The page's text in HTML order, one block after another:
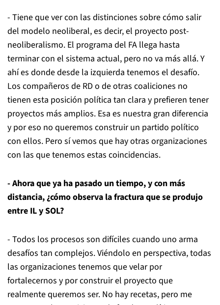
- Tiene que ver con las distinciones sobre cómo salir
del modelo neoliberal, es decir, el proyecto post-
neoliberalismo. El programa del FA llega hasta
terminar con el sistema actual, pero no va más allá. Y
ahí es donde desde la izquierda tenemos el desafío.
Los compañeros de RD o de otras coaliciones no
tienen esta posición política tan clara y prefieren tener
proyectos más amplios. Esa es nuestra gran diferencia
y por eso no queremos construir un partido político
con ellos. Pero sí vemos que hay otras organizaciones
con las que tenemos estas coincidencias.
- Ahora que ya ha pasado un tiempo, y con más
distancia, ¿cómo observa la fractura que se produjo
entre IL y SOL?
- Todos los procesos son difíciles cuando uno arma
desafíos tan complejos. Viéndolo en perspectiva, todas
las organizaciones tenemos que velar por
fortalecernos y por construir el proyecto que
realmente queremos ser. No hay recetas, pero me